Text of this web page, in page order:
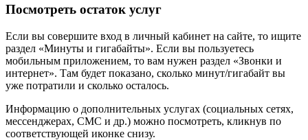
Посмотреть остаток услуг
Если вы совершите вход в личный кабинет на сайте, то ищите
раздел «Минуты и гигабайты». Если вы пользуетесь
мобильным приложением, то вам нужен раздел «Звонки и
интернет». Там будет показано, сколько минут/гигабайт вы
уже потратили и сколько осталось.
Информацию о дополнительных услугах (социальных сетях,
мессенджерах, СМС и др.) можно посмотреть, кликнув по
соответствующей иконке снизу.